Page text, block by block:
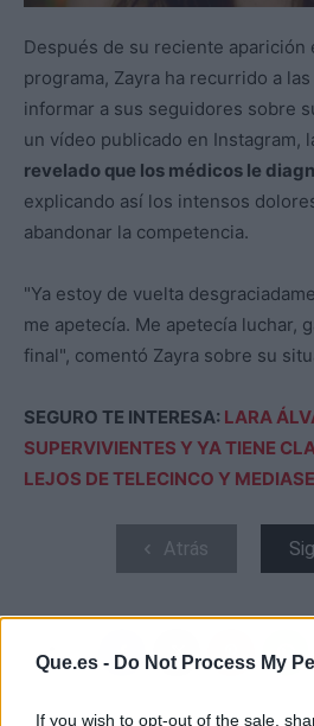
Que.es - Do Not Process My
If you wish to opt-out of the sale,
Después de su reciente aparición
programa, Zayra ha recurrido a
informar a sus seguidores sobre
un vídeo publicado en Instagram,
revelado que los médicos le
explicando así los intensos
abandonar la competencia.
"Ya estoy de vuelta
me apetecía. Me apetecía luchar,
final", comentó Zayra sobre su
SEGURO TE INTERESA: LARA
SUPERVIVIENTES Y YA TIENE
LEJOS DE TELECINCO Y
Atrás